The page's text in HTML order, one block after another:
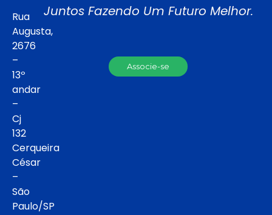
Rua
Augusta,
2676
–
13º
andar
–
Cj
132
Cerqueira
César
–
São
Paulo/SP
Juntos Fazendo Um Futuro Melhor.
Associe-se